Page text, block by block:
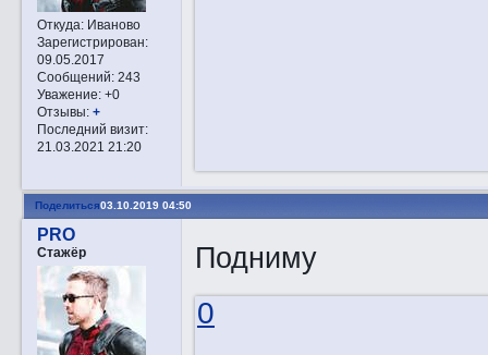
Откуда:Иваново
Зарегистрирован:
09.05.2017
Сообщений:243
Уважение: +0
Отзывы: +
Последний визит:
21.03.2021 21:20
Поделиться03.10.2019 04:50
PRO
Стажёр
Подниму
0